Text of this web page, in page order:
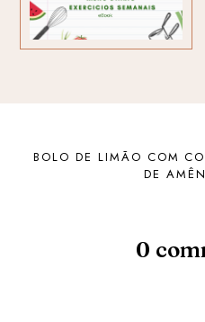
BOLO DE LIMÃO COM
DE
0